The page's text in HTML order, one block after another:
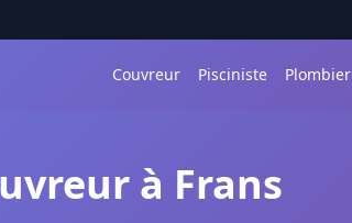
Couvreur Pisciniste Plombier
à Frans